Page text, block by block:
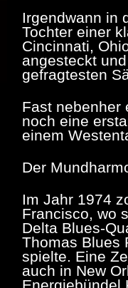
Irgendwann in
Tochter einer
Cincinnati,
angesteckt
gefragtesten
Fast nebenher
noch eine
einem
Der
Im Jahr 1974
Francisco, wo
Delta Blues-
Thomas Blues
spielte. Eine
auch in New
Energiebündel